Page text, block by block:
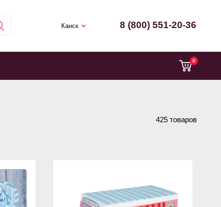
Канск 8 (800) 551-20-36
0
425 товаров